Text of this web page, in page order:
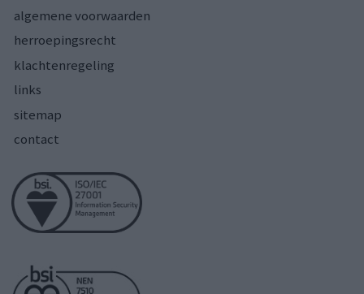
algemene voorwaarden
herroepingsrecht
klachtenregeling
links
sitemap
contact